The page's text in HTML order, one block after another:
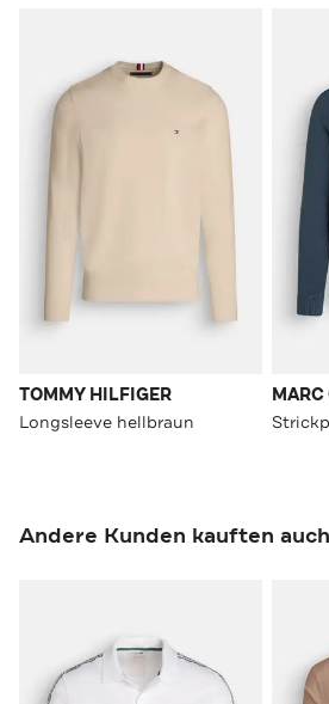
TOMMY HILFIGER
Longsleeve hellbraun
MARC
Andere Kunden kauften auch